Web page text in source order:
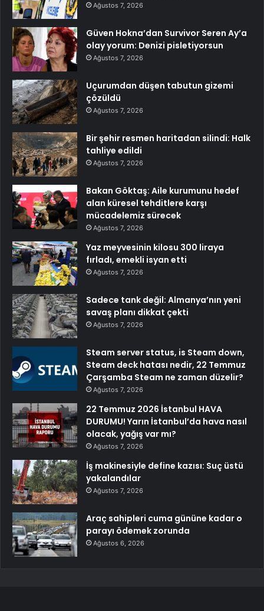
Ağustos 7, 2026
Güven Hokna’dan Survivor Seren Ay’a
olay yorum: Denizi pisletiyorsun
Ağustos 7, 2026
Uçurumdan düşen tabutun gizemi
çözüldü
Ağustos 7, 2026
Bir şehir resmen haritadan silindi: Halk
tahliye edildi
Ağustos 7, 2026
Bakan Göktaş: Aile kurumunu hedef
alan küresel tehditlere karşı
mücadelemiz sürecek
Ağustos 7, 2026
Yaz meyvesinin kilosu 300 liraya
fırladı, emekli isyan etti
Ağustos 7, 2026
Sadece tank değil: Almanya’nın yeni
savaş planı dikkat çekti
Ağustos 7, 2026
Steam server status, is Steam down,
Steam deck hatası nedir, 22 Temmuz
Çarşamba Steam ne zaman düzelir?
Ağustos 7, 2026
22 Temmuz 2026 İstanbul HAVA
DURUMU! Yarın İstanbul’da hava nasıl
olacak, yağış var mı?
Ağustos 7, 2026
İş makinesiyle define kazısı: Suç üstü
yakalandılar
Ağustos 7, 2026
Araç sahipleri cuma gününe kadar o
parayı ödemek zorunda
Ağustos 6, 2026